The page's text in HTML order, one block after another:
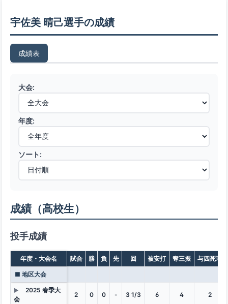
宇佐美 晴己選手の成績
成績表
大会:
年度:
ソート:
成績（高校生）
投手成績
年度・大会名 試合 勝 負 先 回 被安打 奪三振 与四死球
■ 地区大会
▶
2025 春季大
会
2 0 0 - 3 1/3 6 4 2